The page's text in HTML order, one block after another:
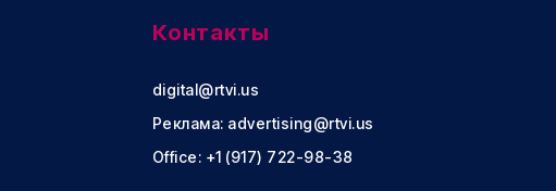
Контакты
digital@rtvi.us
Реклама: advertising@rtvi.us
Office: +1 (917) 722-98-38